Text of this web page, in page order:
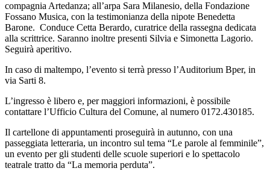
compagnia Artedanza; all’arpa Sara Milanesio, della Fondazione
Fossano Musica, con la testimonianza della nipote Benedetta
Barone. Conduce Cetta Berardo, curatrice della rassegna dedicata
alla scrittrice. Saranno inoltre presenti Silvia e Simonetta Lagorio.
Seguirà aperitivo.
In caso di maltempo, l’evento si terrà presso l’Auditorium Bper, in
via Sarti 8.
L’ingresso è libero e, per maggiori informazioni, è possibile
contattare l’Ufficio Cultura del Comune, al numero 0172.430185.
Il cartellone di appuntamenti proseguirà in autunno, con una
passeggiata letteraria, un incontro sul tema “Le parole al femminile”,
un evento per gli studenti delle scuole superiori e lo spettacolo
teatrale tratto da “La memoria perduta”.